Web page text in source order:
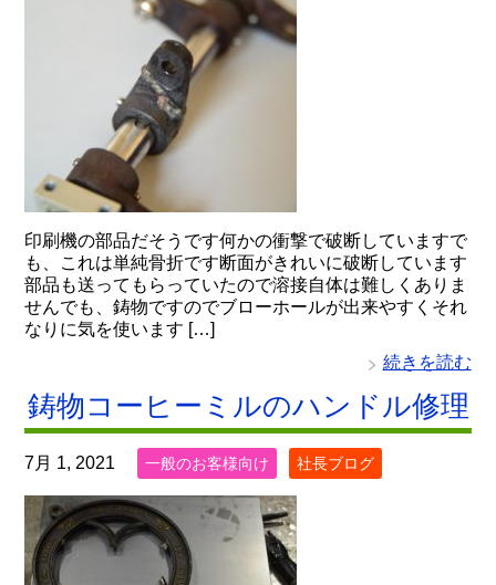
印刷機の部品だそうです何かの衝撃で破断していますで
も、これは単純骨折です断面がきれいに破断しています
部品も送ってもらっていたので溶接自体は難しくありま
せんでも、鋳物ですのでブローホールが出来やすくそれ
なりに気を使います […]
続きを読む
鋳物コーヒーミルのハンドル修理
7月 1, 2021 一般のお客様向け 社長ブログ